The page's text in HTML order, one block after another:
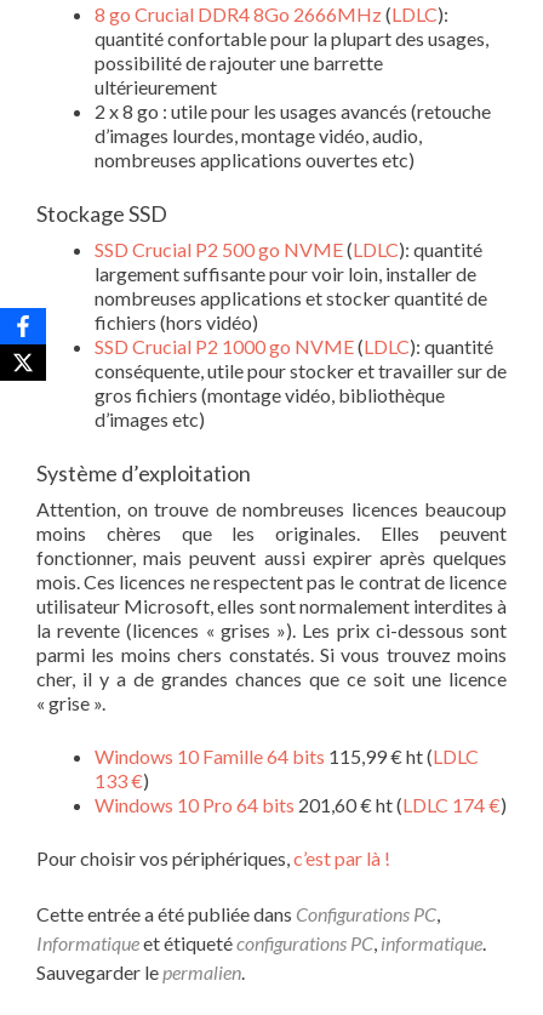
8 go Crucial DDR4 8Go 2666MHz(LDLC):
quantité confortable pour la plupart des usages,
possibilité de rajouter une barrette
ultérieurement
2 x 8 go : utile pour les usages avancés (retouche
d’images lourdes, montage vidéo, audio,
nombreuses applications ouvertes etc)
Stockage SSD
SSD Crucial P2 500 go NVME(LDLC): quantité
largement suffisante pour voir loin, installer de
nombreuses applications et stocker quantité de
fichiers (hors vidéo)
SSD Crucial P2 1000 go NVME(LDLC): quantité
conséquente, utile pour stocker et travailler sur de
gros fichiers (montage vidéo, bibliothèque
d’images etc)
Système d’exploitation
Attention, on trouve de nombreuses licences beaucoup
moins chères que les originales. Elles peuvent
fonctionner, mais peuvent aussi expirer après quelques
mois. Ces licences ne respectent pas le contrat de licence
utilisateur Microsoft, elles sont normalement interdites à
la revente (licences « grises »). Les prix ci-dessous sont
parmi les moins chers constatés. Si vous trouvez moins
cher, il y a de grandes chances que ce soit une licence
« grise ».
Windows 10 Famille 64 bits 115,99 € ht (LDLC
133 €)
Windows 10 Pro 64 bits 201,60 € ht (LDLC 174 €)
Pour choisir vos périphériques, c’est par là !
Cette entrée a été publiée dans Configurations PC
Informatiqueet étiquetéconfigurations PC informatique
Sauvegarder le permalien